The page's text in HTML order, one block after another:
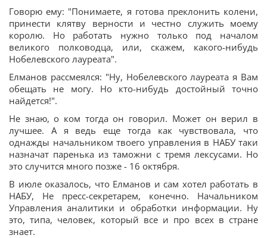
Говорю ему: "Понимаете, я готова преклонить колени,
принести клятву верности и честно служить моему
королю. Но работать нужно только под началом
великого полководца, или, скажем, какого-нибудь
Нобелевского лауреата".
Елманов рассмеялся: "Ну, Нобелевского лауреата я Вам
обещать не могу. Но кто-нибудь достойный точно
найдется!".
Не знаю, о ком тогда он говорил. Может он верил в
лучшее. А я ведь еще тогда как чувствовала, что
однажды начальником твоего управления в НАБУ таки
назначат паренька из таможни с тремя лексусами. Но
это случится много позже - 16 октября.
В июле оказалось, что Елманов и сам хотел работать в
НАБУ, Не пресс-секретарем, конечно. Начальником
Управления аналитики и обработки информации. Ну
это, типа, человек, который все и про всех в стране
знает.